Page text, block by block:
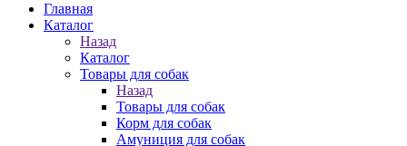
Главная
Каталог
Назад
Каталог
Товары для собак
Назад
Товары для собак
Корм для собак
Амуниция для собак